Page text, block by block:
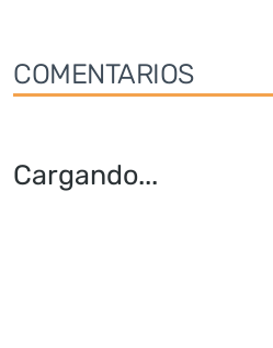
COMENTARIOS
Cargando...